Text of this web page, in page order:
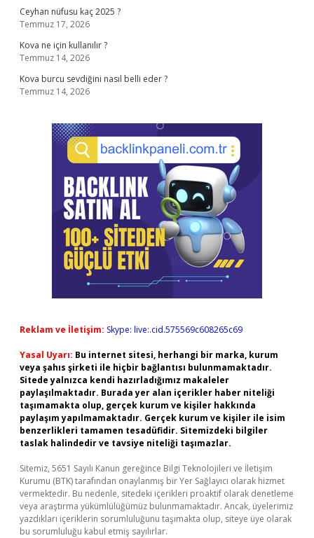
Ceyhan nüfusu kaç 2025 ?
Temmuz 17, 2026
Kova ne için kullanılır ?
Temmuz 14, 2026
Kova burcu sevdiğini nasıl belli eder ?
Temmuz 14, 2026
Reklam ve İletişim: Skype: live:.cid.575569c608265c69
Yasal Uyarı: Bu internet sitesi, herhangi bir marka, kurum
veya şahıs şirketi ile hiçbir bağlantısı bulunmamaktadır.
Sitede yalnızca kendi hazırladığımız makaleler
paylaşılmaktadır. Burada yer alan içerikler haber niteliği
taşımamakta olup, gerçek kurum ve kişiler hakkında
paylaşım yapılmamaktadır. Gerçek kurum ve kişiler ile isim
benzerlikleri tamamen tesadüfidir. Sitemizdeki bilgiler
taslak halindedir ve tavsiye niteliği taşımazlar.
Sitemiz, 5651 Sayılı Kanun gereğince Bilgi Teknolojileri ve İletişim
Kurumu (BTK) tarafından onaylanmış bir Yer Sağlayıcı olarak hizmet
vermektedir. Bu nedenle, sitedeki içerikleri proaktif olarak denetleme
veya araştırma yükümlülüğümüz bulunmamaktadır. Ancak, üyelerimiz
yazdıkları içeriklerin sorumluluğunu taşımakta olup, siteye üye olarak
bu sorumluluğu kabul etmiş sayılırlar.